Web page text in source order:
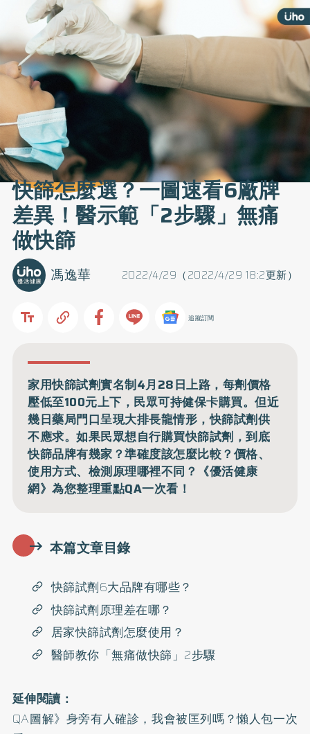
快篩怎麼選？一圖速看6廠牌
差異！醫示範「2步驟」無痛
做快篩
2022/4/29（2022/4/29 18:2更新）
馮逸華
追蹤訂閱
家用快篩試劑實名制4月28日上路，每劑價格
壓低至100元上下，民眾可持健保卡購買。但近
幾日藥局門口呈現大排長龍情形，快篩試劑供
不應求。如果民眾想自行購買快篩試劑，到底
快篩品牌有幾家？準確度該怎麼比較？價格、
使用方式、檢測原理哪裡不同？《優活健康
網》為您整理重點QA一次看！
本篇文章目錄
快篩試劑6大品牌有哪些？
快篩試劑原理差在哪？
居家快篩試劑怎麼使用？
醫師教你「無痛做快篩」2步驟
延伸閱讀：
QA圖解》身旁有人確診，我會被匡列嗎？懶人包一次